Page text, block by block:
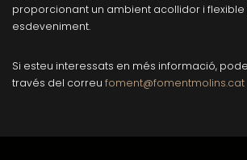
proporcionant un ambient acollidor i
esdeveniment.
Si esteu interessats en més informació,
través del correu foment@fomentmolins.cat